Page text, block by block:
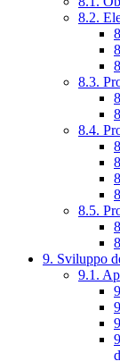
8.2.
8.3.
8.4.
8.5.
9. Sviluppo
9.1.